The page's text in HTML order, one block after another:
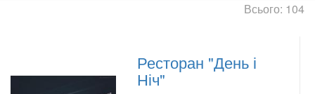
Всього: 104
Ресторан "День і
Ніч"